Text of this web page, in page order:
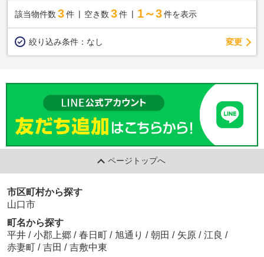
該当物件数 3件 空き数 3 件 1～3 件を表示
絞り込み条件： なし 変更
ページトップへ
市区町村から探す
山口市
町名から探す
平井 / 小郡上郷 / 春日町 / 旭通り / 朝田 / 矢原 / 江良 /
赤妻町 / 吉田 / 吉敷中東